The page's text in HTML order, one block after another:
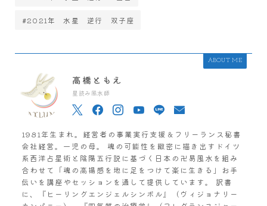
#2021年 水星 逆行 双子座
ABOUT ME
高橋ともえ
星読み風水師
1981年生まれ。経営者の事業実行支援＆フリーランス秘書
会社経営。一児の母。 魂の可能性を緻密に描き出すドイツ
系西洋占星術と陰陽五行説に基づく日本の卍易風水を組み
合わせて「魂の高揚感を地に足をつけて楽に生きる」お手
伝いを講座やセッションを通して提供しています。 訳書
に、『ヒーリングエンジェルシンボル』（ヴィジョナリー